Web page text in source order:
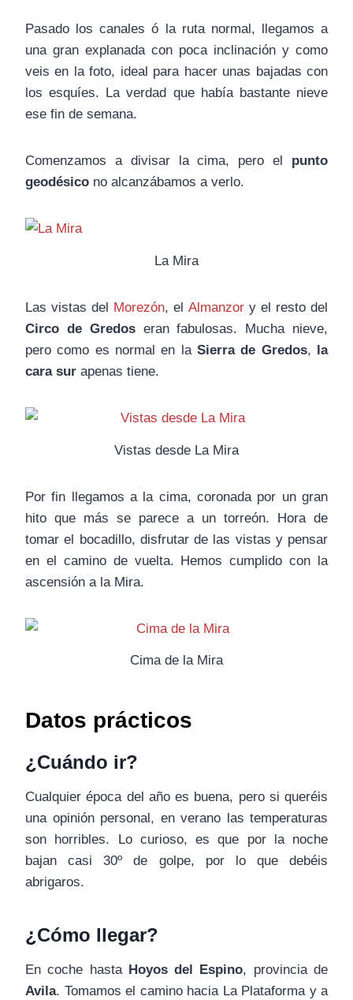
Pasado los canales ó la ruta normal, llegamos a
una gran explanada con poca inclinación y como
veis en la foto, ideal para hacer unas bajadas con
los esquíes. La verdad que había bastante nieve
ese fin de semana.
Comenzamos a divisar la cima, pero el punto
geodésico no alcanzábamos a verlo.
La Mira
Las vistas del Morezón, el Almanzory el resto del
Circo de Gredoseran fabulosas. Mucha nieve,
pero como es normal en la Sierra de Gredos, la
cara sur apenas tiene.
Vistas desde La Mira
Por fin llegamos a la cima, coronada por un gran
hito que más se parece a un torreón. Hora de
tomar el bocadillo, disfrutar de las vistas y pensar
en el camino de vuelta. Hemos cumplido con la
ascensión a la Mira.
Cima de la Mira
Datos prácticos
¿Cuándo ir?
Cualquier época del año es buena, pero si queréis
una opinión personal, en verano las temperaturas
son horribles. Lo curioso, es que por la noche
bajan casi 30º de golpe, por lo que debéis
abrigaros.
¿Cómo llegar?
En coche hasta Hoyos del Espino, provincia de
Avila. Tomamos el camino hacia La Plataforma y a